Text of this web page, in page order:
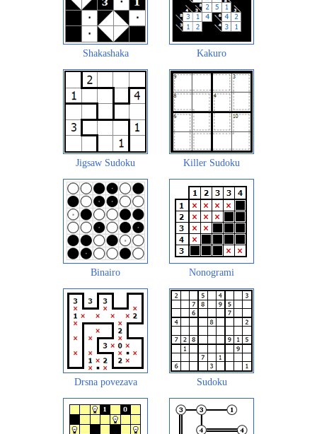
Shakashaka Kakuro
Jigsaw Sudoku Killer Sudoku
Binairo Nonogrami
Drsna povezava Sudoku